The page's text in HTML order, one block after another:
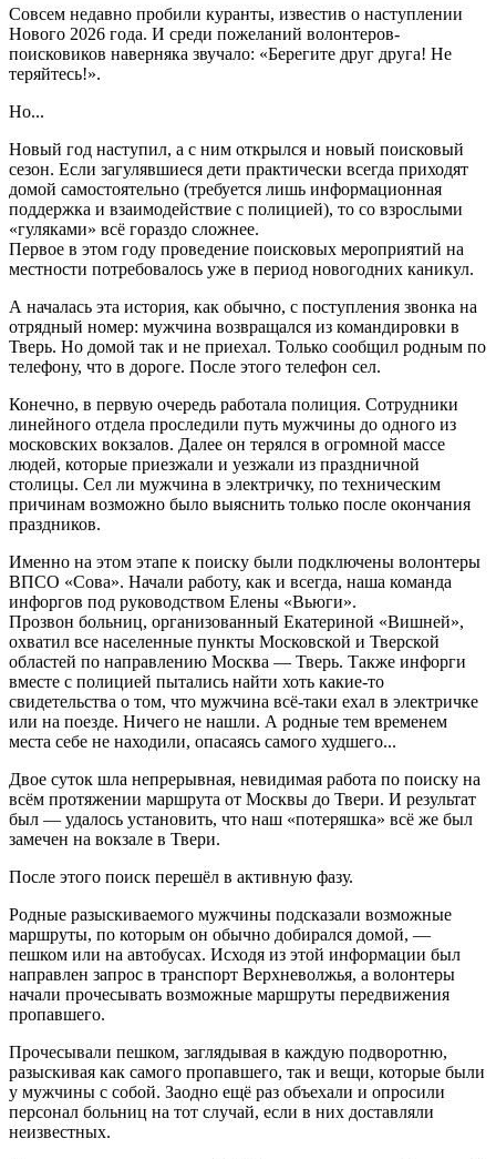
Совсем недавно пробили куранты, известив о наступлении
Нового 2026 года. И среди пожеланий волонтеров-
поисковиков наверняка звучало: «Берегите друг друга! Не
теряйтесь!».
Но...
Новый год наступил, а с ним открылся и новый поисковый
сезон. Если загулявшиеся дети практически всегда приходят
домой самостоятельно (требуется лишь информационная
поддержка и взаимодействие с полицией), то со взрослыми
«гуляками» всё гораздо сложнее.
Первое в этом году проведение поисковых мероприятий на
местности потребовалось уже в период новогодних каникул.
А началась эта история, как обычно, с поступления звонка на
отрядный номер: мужчина возвращался из командировки в
Тверь. Но домой так и не приехал. Только сообщил родным по
телефону, что в дороге. После этого телефон сел.
Конечно, в первую очередь работала полиция. Сотрудники
линейного отдела проследили путь мужчины до одного из
московских вокзалов. Далее он терялся в огромной массе
людей, которые приезжали и уезжали из праздничной
столицы. Сел ли мужчина в электричку, по техническим
причинам возможно было выяснить только после окончания
праздников.
Именно на этом этапе к поиску были подключены волонтеры
ВПСО «Сова». Начали работу, как и всегда, наша команда
инфоргов под руководством Елены «Вьюги».
Прозвон больниц, организованный Екатериной «Вишней»,
охватил все населенные пункты Московской и Тверской
областей по направлению Москва — Тверь. Также инфорги
вместе с полицией пытались найти хоть какие-то
свидетельства о том, что мужчина всё-таки ехал в электричке
или на поезде. Ничего не нашли. А родные тем временем
места себе не находили, опасаясь самого худшего...
Двое суток шла непрерывная, невидимая работа по поиску на
всём протяжении маршрута от Москвы до Твери. И результат
был — удалось установить, что наш «потеряшка» всё же был
замечен на вокзале в Твери.
После этого поиск перешёл в активную фазу.
Родные разыскиваемого мужчины подсказали возможные
маршруты, по которым он обычно добирался домой, —
пешком или на автобусах. Исходя из этой информации был
направлен запрос в транспорт Верхневолжья, а волонтеры
начали прочесывать возможные маршруты передвижения
пропавшего.
Прочесывали пешком, заглядывая в каждую подворотню,
разыскивая как самого пропавшего, так и вещи, которые были
у мужчины с собой. Заодно ещё раз объехали и опросили
персонал больниц на тот случай, если в них доставляли
неизвестных.